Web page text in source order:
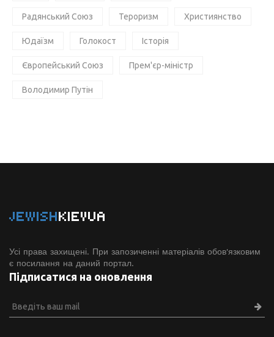
Радянський Союз Тероризм Християнство
Юдаїзм Голокост Історія
Європейський Союз Прем'єр-міністр
Володимир Путін
JEWISHKIEVUA
Усі права захищені. При запозиченні матеріалів обов'язковим
є посилання на даний портал.
Підписатися на оновлення